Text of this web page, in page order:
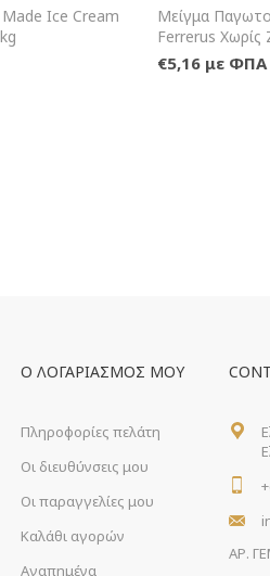
+Καλάθι
Ice Cream
Μείγμα
Ferrerus Χωρίς
€5,16 με ΦΠΑ
Ο ΛΟΓΑΡΙΑΣΜΌΣ ΜΟΥ
Πληροφορίες πελάτη
Οι διευθύνσεις μου
Οι παραγγελίες μου
Καλάθι αγορών
Αγαπημένα
ΑΡ.